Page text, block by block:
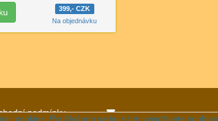
399,- CZK
Na objednávku
podmínky
cookies. Používáním webu s tím vyjadřujete souhlas.